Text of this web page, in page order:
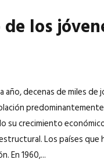
los
decenas de miles de
su crecimiento
Los países que
En 1960,...